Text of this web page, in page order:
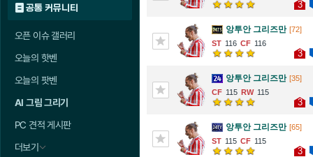
공통 커뮤니티
오픈 이슈 갤러리
오늘의 핫벤
오늘의 팟벤
AI 그림 그리기
PC 견적 게시판
더보기
3
앙투안 그리즈만 [72]
116
116
3
앙투안 그리즈만 [35]
115
115
3
앙투안 그리즈만 [65]
115
115
3